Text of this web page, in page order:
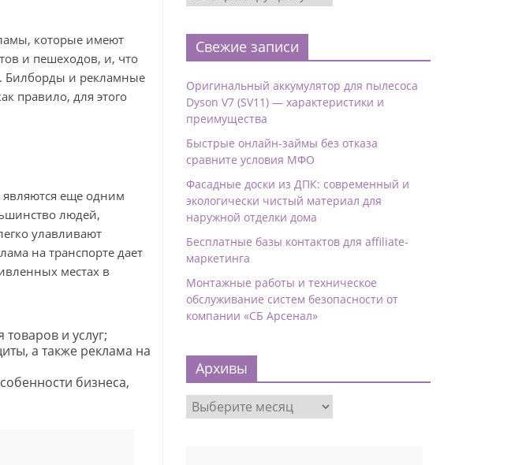
которые имеют
и пешеходов, и, что
Билборды и рекламные
правило, для этого
являются еще одним
людей,
улавливают
на транспорте дает
местах в
и услуг;
а также реклама на
бизнеса,
Свежие записи
Оригинальный аккумулятор для пылесоса
Dyson V7 (SV11) — характеристики и
преимущества
Быстрые онлайн-займы без отказа
сравните условия МФО
Фасадные доски из ДПК: современный и
экологически чистый материал для
наружной отделки дома
Бесплатные базы контактов для affiliate-
маркетинга
Монтажные работы и техническое
обслуживание систем безопасности от
компании «СБ Арсенал»
Архивы